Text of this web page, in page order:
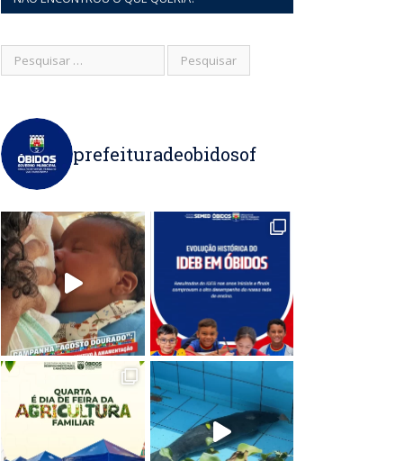
prefeituradeobidosof